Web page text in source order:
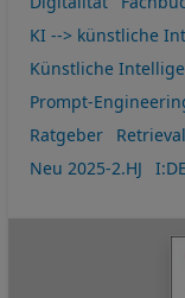
KI --> künstliche
Künstliche
Prompt-
Ratgeber
Neu 2025-2.HJ